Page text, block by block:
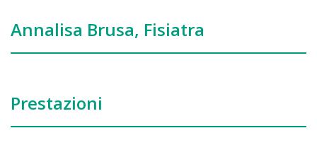
Annalisa Brusa, Fisiatra
Prestazioni